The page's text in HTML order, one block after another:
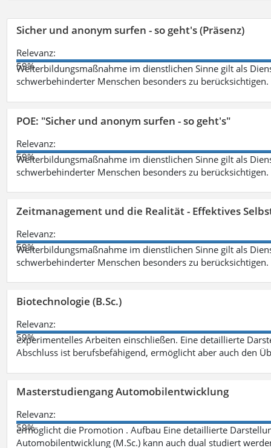
Sicher und anonym surfen - so geht's (Präsenz)
Relevanz:
59%
Weiterbildungsmaßnahme im dienstlichen Sinne gilt als
schwerbehinderter Menschen besonders zu berücksichtigen.
POE: "Sicher und anonym surfen - so geht's"
Relevanz:
59%
Weiterbildungsmaßnahme im dienstlichen Sinne gilt als
schwerbehinderter Menschen besonders zu berücksichtigen.
Zeitmanagement und die Realität - Effektives
Relevanz:
59%
Weiterbildungsmaßnahme im dienstlichen Sinne gilt als
schwerbehinderter Menschen besonders zu berücksichtigen.
Biotechnologie (B.Sc.)
Relevanz:
59%
experimentelles Arbeiten einschließen. Eine detaillierte
Abschluss ist berufsbefähigend, ermöglicht aber auch den
Masterstudiengang Automobilentwicklung
Relevanz:
59%
ermöglicht die Promotion . Aufbau Eine detaillierte
Automobilentwicklung (M.Sc.) kann auch dual studiert